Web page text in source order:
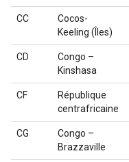
CC
Cocos-
Keeling (Îles)
CD
Congo –
Kinshasa
CF
République
centrafricaine
CG
Congo –
Brazzaville